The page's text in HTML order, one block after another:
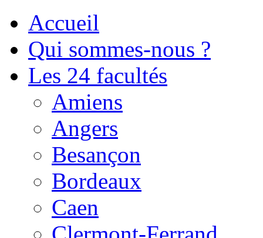
Accueil
Qui sommes-nous ?
Les 24 facultés
Amiens
Angers
Besançon
Bordeaux
Caen